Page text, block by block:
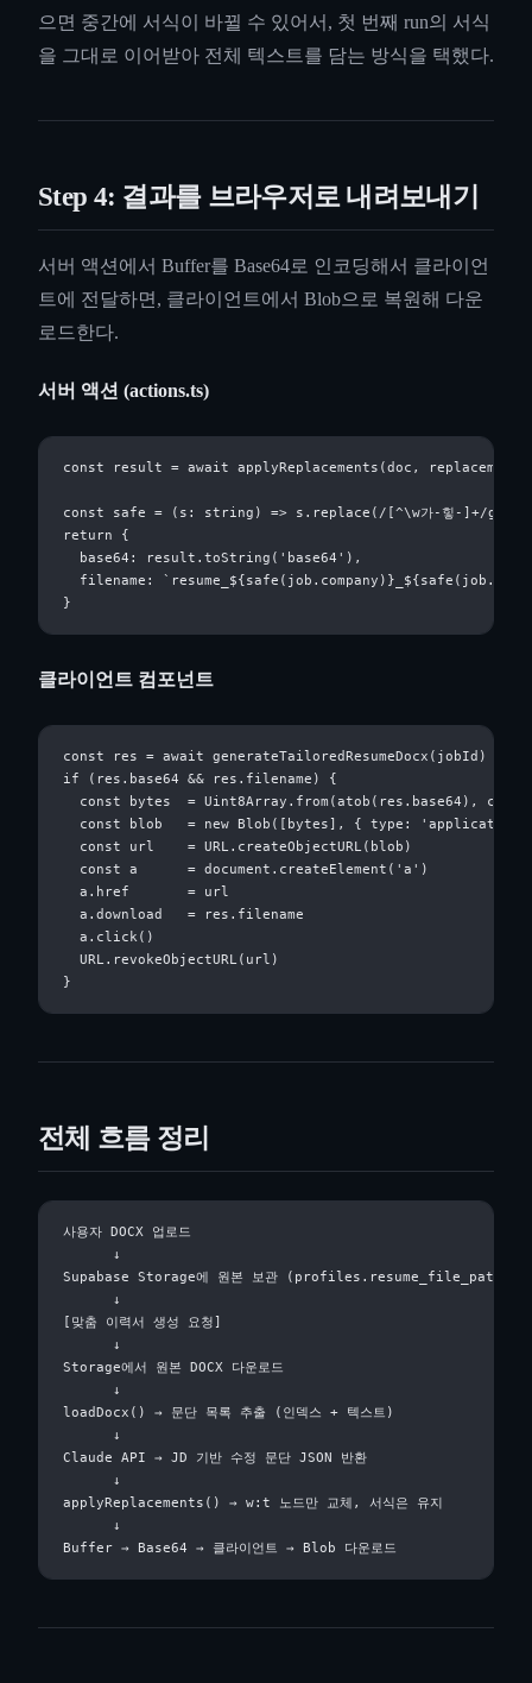
으면 중간에 서식이 바뀔 수 있어서, 첫 번째 run의 서식
을 그대로 이어받아 전체 텍스트를 담는 방식을 택했다.
Step 4: 결과를 브라우저로 내려보내기
서버 액션에서 Buffer를 Base64로 인코딩해서 클라이언
트에 전달하면, 클라이언트에서 Blob으로 복원해 다운
로드한다.
서버 액션 (actions.ts)
const result = await applyReplacements(doc,
const safe = (s: string) => s.replace(/[^\w가-힣-]+/g,
return {
  base64: result.toString('base64'),
filename:
클라이언트 컴포넌트
const res = await generateTailoredResumeDocx(jobId)
if (res.base64 && res.filename) {
const bytes  = Uint8Array.from(atob(res.base64), c =>
const blob   = new Blob([bytes], { type:
  const url    = URL.createObjectURL(blob)
  const a      = document.createElement('a')
  a.href       = url
  a.download   = res.filename
  a.click()
  URL.revokeObjectURL(url)
전체 흐름 정리
사용자 DOCX 업로드
      ↓
Supabase Storage에 원본 보관 (profiles.resume_file_path)
      ↓
[맞춤 이력서 생성 요청]
      ↓
Storage에서 원본 DOCX 다운로드
      ↓
loadDocx() → 문단 목록 추출 (인덱스 + 텍스트)
      ↓
Claude API → JD 기반 수정 문단 JSON 반환
      ↓
applyReplacements() → w:t 노드만 교체, 서식은 유지
      ↓